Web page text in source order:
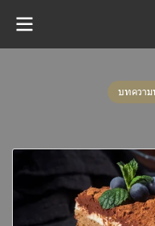
บทควา